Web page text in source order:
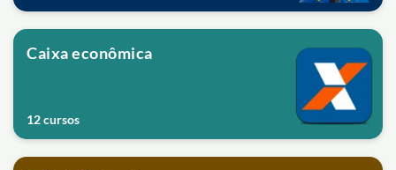
Caixa econômica
12 cursos